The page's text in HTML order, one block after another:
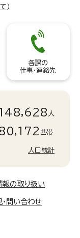
）
各課の
仕事・連絡先
人
世帯
人口統計
報の取り扱い
・問い合わせ